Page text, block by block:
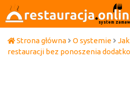
system
Strona główna O systemie
restauracji bez ponoszenia